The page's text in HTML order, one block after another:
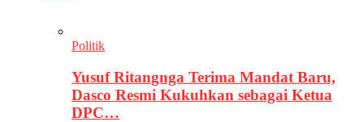
Politik
Yusuf Ritangnga Terima Mandat Baru,
Dasco Resmi Kukuhkan sebagai Ketua
DPC…